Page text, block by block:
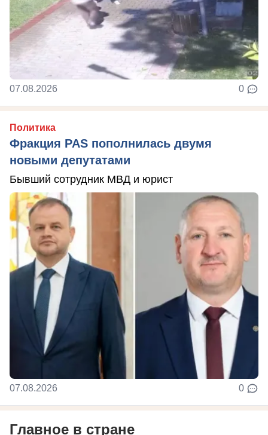
07.08.2026 0
Политика
Фракция PAS пополнилась двумя
новыми депутатами
Бывший сотрудник МВД и юрист
07.08.2026 0
Главное в стране